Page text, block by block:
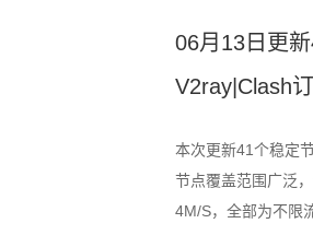
06月13日更
V2ray|Clash
本次更新41个稳定
节点覆盖范围广泛
4M/S，全部为不限